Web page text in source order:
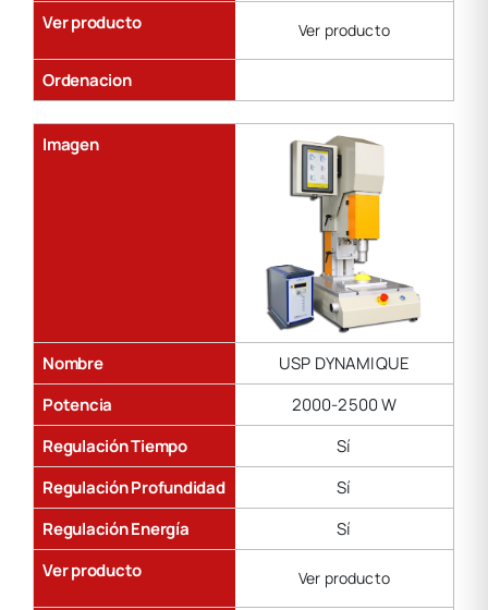
Ver producto
Ver producto
Ordenacion
Imagen
Nombre
USP DYNAMIQUE
Potencia
2000-2500 W
Regulación Tiempo
Sí
Regulación Profundidad
Sí
Regulación Energía
Sí
Ver producto
Ver producto